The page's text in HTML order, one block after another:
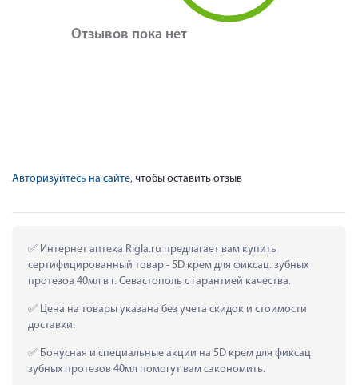
Отзывов пока нет
Авторизуйтесь на сайте, чтобы оставить отзыв
Интернет аптека Rigla.ru предлагает вам купить
сертифицированный товар - 5D крем для фиксац. зубных
протезов 40мл в г. Севастополь с гарантией качества.
Цена на товары указана без учета скидок и стоимости
доставки.
Бонусная и специальные акции на 5D крем для фиксац.
зубных протезов 40мл помогут вам сэкономить.